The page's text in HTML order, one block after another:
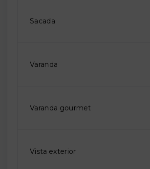
Sacada
Varanda
Varanda gourmet
Vista exterior